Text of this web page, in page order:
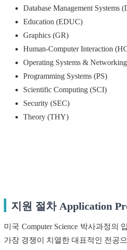
Database Management Systems
Education (EDUC)
Graphics (GR)
Human-Computer Interaction
Operating Systems &
Programming Systems (PS)
Scientific Computing (SCI)
Security (SEC)
Theory (THY)
지원 절차 Application
미국 Computer Science 박사과정의
가장 경쟁이 치열한 대표적인 전공